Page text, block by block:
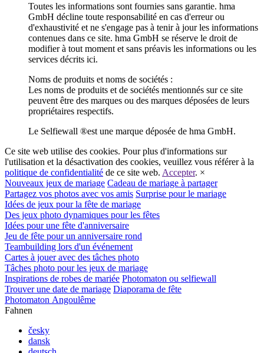
Toutes les informations sont fournies sans garantie. hma
GmbH décline toute responsabilité en cas d'erreur ou
d'exhaustivité et ne s'engage pas à tenir à jour les informations
contenues dans ce site. hma GmbH se réserve le droit de
modifier à tout moment et sans préavis les informations ou les
services décrits ici.
Noms de produits et noms de sociétés :
Les noms de produits et de sociétés mentionnés sur ce site
peuvent être des marques ou des marques déposées de leurs
propriétaires respectifs.
Le Selfiewall ®est une marque déposée de hma GmbH.
Ce site web utilise des cookies. Pour plus d'informations sur
l'utilisation et la désactivation des cookies, veuillez vous référer à la
politique de confidentialité de ce site web. Accepter. ×
Nouveaux jeux de mariage Cadeau de mariage à partager
Partagez vos photos avec vos amis Surprise pour le mariage
Idées de jeux pour la fête de mariage
Des jeux photo dynamiques pour les fêtes
Idées pour une fête d'anniversaire
Jeu de fête pour un anniversaire rond
Teambuilding lors d'un événement
Cartes à jouer avec des tâches photo
Tâches photo pour les jeux de mariage
Inspirations de robes de mariée Photomaton ou selfiewall
Trouver une date de mariage Diaporama de fête
Photomaton Angoulême
Fahnen
česky
dansk